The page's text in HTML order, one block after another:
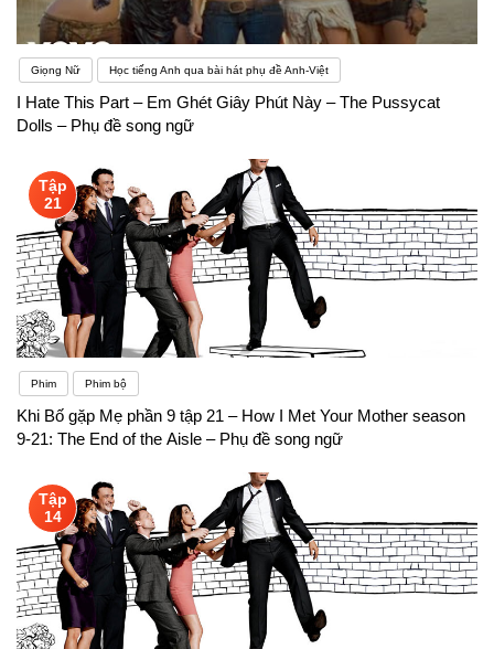
Giọng Nữ Học tiếng Anh qua bài hát phụ đề Anh-Việt
I Hate This Part – Em Ghét Giây Phút Này – The Pussycat
Dolls – Phụ đề song ngữ
Tập
21
Phim Phim bộ
Khi Bố gặp Mẹ phần 9 tập 21 – How I Met Your Mother season
9-21: The End of the Aisle – Phụ đề song ngữ
Tập
14